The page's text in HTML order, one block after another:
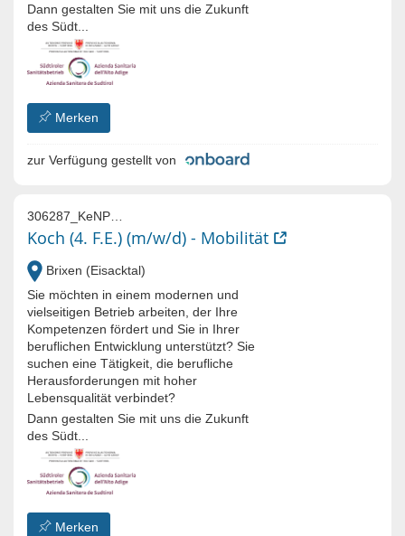
Dann gestalten Sie mit uns die Zukunft
des Südt...
Merken
zur Verfügung gestellt von
Koch (4. F.E.) (m/w/d) - Mobilität
Brixen (Eisacktal)
Sie möchten in einem modernen und
vielseitigen Betrieb arbeiten, der Ihre
Kompetenzen fördert und Sie in Ihrer
beruflichen Entwicklung unterstützt? Sie
suchen eine Tätigkeit, die berufliche
Herausforderungen mit hoher
Lebensqualität verbindet?
Dann gestalten Sie mit uns die Zukunft
des Südt...
Merken